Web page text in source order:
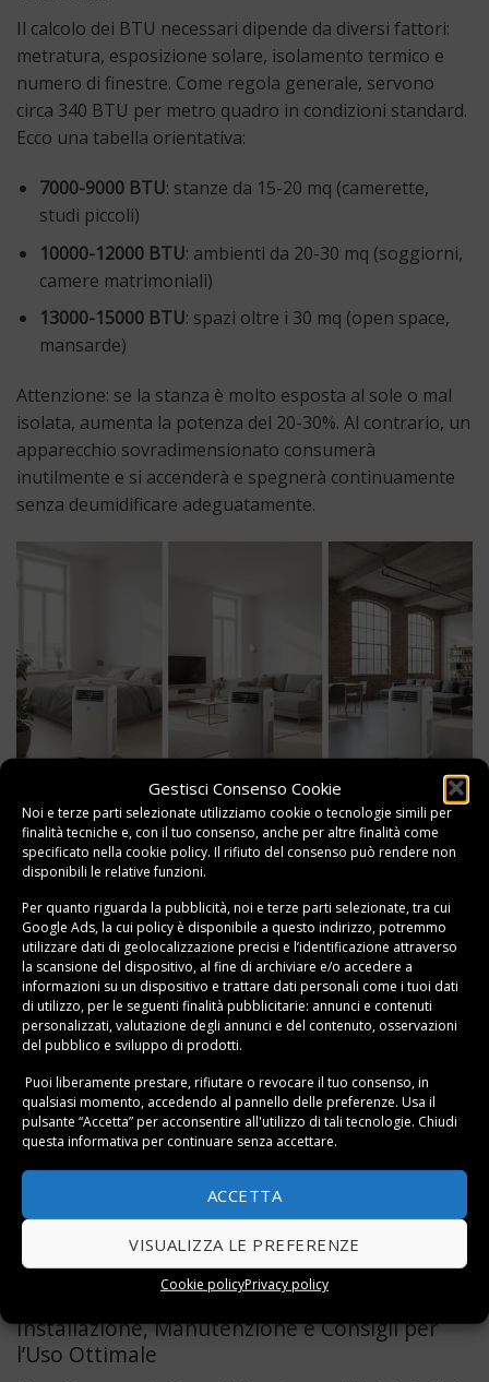
Gestisci Consenso Cookie
Noi e terze parti selezionate utilizziamo cookie o tecnologie simili per
finalità tecniche e, con il tuo consenso, anche per altre finalità come
specificato nella cookie policy. Il rifiuto del consenso può rendere non
disponibili le relative funzioni.
Per quanto riguarda la pubblicità, noi e terze parti selezionate, tra cui
Google Ads, la cui policy è disponibile a questo indirizzo, potremmo
utilizzare dati di geolocalizzazione precisi e l’identificazione attraverso
la scansione del dispositivo, al fine di archiviare e/o accedere a
informazioni su un dispositivo e trattare dati personali come i tuoi dati
di utilizzo, per le seguenti finalità pubblicitarie: annunci e contenuti
personalizzati, valutazione degli annunci e del contenuto, osservazioni
del pubblico e sviluppo di prodotti.
Puoi liberamente prestare, rifiutare o revocare il tuo consenso, in
qualsiasi momento, accedendo al pannello delle preferenze. Usa il
pulsante “Accetta” per acconsentire all'utilizzo di tali tecnologie. Chiudi
questa informativa per continuare senza accettare.
ACCETTA
VISUALIZZA LE PREFERENZE
Cookie policyPrivacy policy
Il calcolo dei BTU necessari dipende da diversi fattori:
metratura, esposizione solare, isolamento termico e
numero di finestre. Come regola generale, servono
circa 340 BTU per metro quadro in condizioni standard.
Ecco una tabella orientativa:
7000-9000 BTU: stanze da 15-20 mq (camerette,
studi piccoli)
10000-12000 BTU: ambienti da 20-30 mq (soggiorni,
camere matrimoniali)
13000-15000 BTU: spazi oltre i 30 mq (open space,
mansarde)
Attenzione: se la stanza è molto esposta al sole o mal
isolata, aumenta la potenza del 20-30%. Al contrario, un
apparecchio sovradimensionato consumerà
inutilmente e si accenderà e spegnerà continuamente
senza deumidificare adeguatamente.
Silenziosità e Consumi: Fattori Chiave per il Comfort
Uncondizionatore portatile silenzioso
il comfort abitativo. I modelli migliori scendono sotto i
60 dB, mentre quelli economici possono raggiungere
75 dB. Per riferimento: una conversazione normale è
circa 50 dB, un aspirapolvere 70 dB. Se vuoi dormire con
l’apparecchio acceso, cerca modelli con modalità
notturna che riduce ventilazione e rumorosità.
Quanto consuma un condizionatore portatile?Dipende
dalla classe energetica e dalla potenza. Un modello da
10000 BTU in classe A++ consuma circa 1-1,2 kW/h,
quindi circa 0,25-0,30 euro all’ora (con tariffa media 0,25
€/kWh). Un apparecchio in classe B può consumare il
40% in più. Per massimizzare l’efficienza, usa il timer,
mantieni chiuse porte e finestre (tranne dove passa il
tubo di scarico) e assicurati che i filtri siano puliti.
Installazione, Manutenzione e Consigli per
l’Uso Ottimale